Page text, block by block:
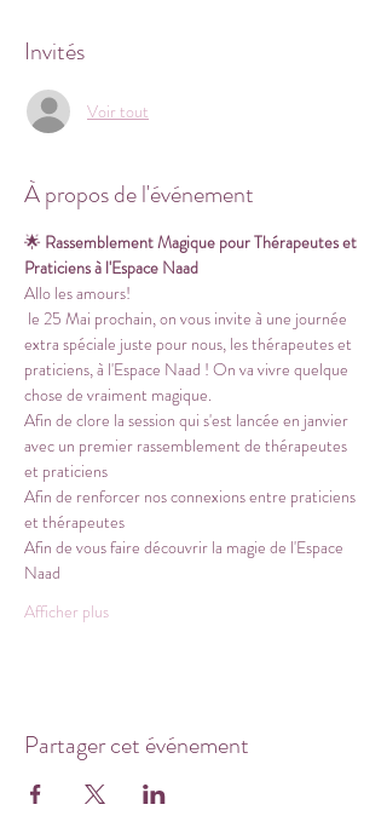
Invités
Voir tout
À propos de l'événement
🌟 Rassemblement Magique pour Thérapeutes et
Praticiens à l'Espace Naad
Allo les amours!
le 25 Mai prochain, on vous invite à une journée
extra spéciale juste pour nous, les thérapeutes et
praticiens, à l'Espace Naad ! On va vivre quelque
chose de vraiment magique.
Afin de clore la session qui s'est lancée en janvier
avec un premier rassemblement de thérapeutes
et praticiens
Afin de renforcer nos connexions entre praticiens
et thérapeutes
Afin de vous faire découvrir la magie de l'Espace
Naad
Afficher plus
Partager cet événement